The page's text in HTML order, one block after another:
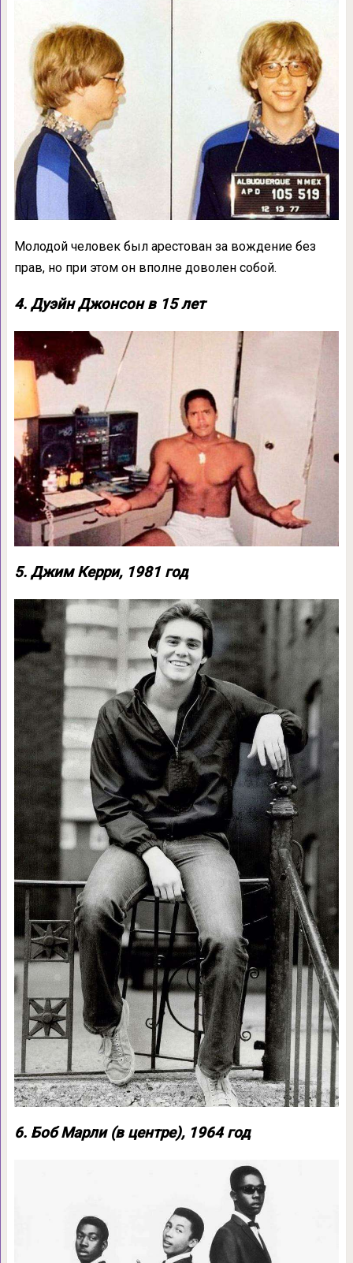
Молодой человек был арестован за вождение без
прав, но при этом он вполне доволен собой.
4. Дуэйн Джонсон в 15 лет
5. Джим Керри, 1981 год
6. Боб Марли (в центре), 1964 год